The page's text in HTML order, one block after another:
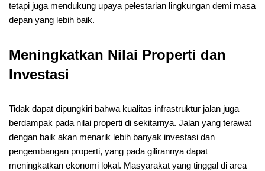
tetapi juga mendukung upaya pelestarian lingkungan demi masa
depan yang lebih baik.
Meningkatkan Nilai Properti dan
Investasi
Tidak dapat dipungkiri bahwa kualitas infrastruktur jalan juga
berdampak pada nilai properti di sekitarnya. Jalan yang terawat
dengan baik akan menarik lebih banyak investasi dan
pengembangan properti, yang pada gilirannya dapat
meningkatkan ekonomi lokal. Masyarakat yang tinggal di area